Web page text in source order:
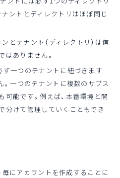
ントとディレクトリはほぼ同じ
とテナント（ディレクトリ）は信
はありません。
ず一つのテナントに紐づきます
。一つのテナントに複数のサブス
能です。例えば、本番環境と開
分けて管理していくこともでき
にアカウントを作成することに